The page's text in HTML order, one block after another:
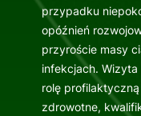
przypadku
opóźnień
przyroście masy
infekcjach.
rolę
zdrowotne,